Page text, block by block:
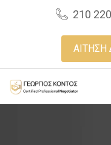
210
ΑΙΤΗΣΗ